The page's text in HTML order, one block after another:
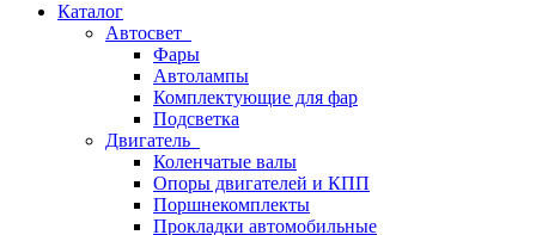
Каталог
Автосвет
Фары
Автолампы
Комплектующие для фар
Подсветка
Двигатель
Коленчатые валы
Опоры двигателей и КПП
Поршнекомплекты
Прокладки автомобильные